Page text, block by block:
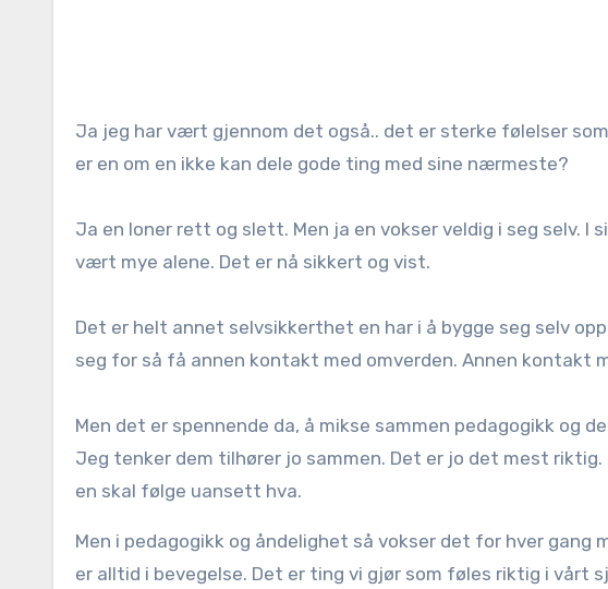
Ja jeg har vært gjennom det også.. det er sterke følelser
er en om en ikke kan dele gode ting med sine nærmeste?
Ja en loner rett og slett. Men ja en vokser veldig i seg selv. I
vært mye alene. Det er nå sikkert og vist.
Det er helt annet selvsikkerthet en har i å bygge seg selv
seg for så få annen kontakt med omverden. Annen kontakt
Men det er spennende da, å mikse sammen pedagogikk og
Jeg tenker dem tilhører jo sammen. Det er jo det mest
en skal følge uansett hva.
Men i pedagogikk og åndelighet så vokser det for hver gang
er alltid i bevegelse. Det er ting vi gjør som føles riktig i vårt